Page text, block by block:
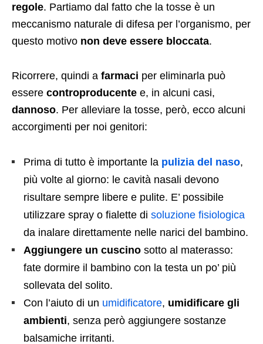
regole. Partiamo dal fatto che la tosse è un
meccanismo naturale di difesa per l’organismo, per
questo motivo non deve essere bloccata.
Ricorrere, quindi a farmaci per eliminarla può
essere controproducente e, in alcuni casi,
dannoso. Per alleviare la tosse, però, ecco alcuni
accorgimenti per noi genitori:
Prima di tutto è importante la pulizia del naso,
più volte al giorno: le cavità nasali devono
risultare sempre libere e pulite. E’ possibile
utilizzare spray o fialette di soluzione fisiologica
da inalare direttamente nelle narici del bambino.
Aggiungere un cuscino sotto al materasso:
fate dormire il bambino con la testa un po’ più
sollevata del solito.
Con l’aiuto di un umidificatore, umidificare gli
ambienti, senza però aggiungere sostanze
balsamiche irritanti.